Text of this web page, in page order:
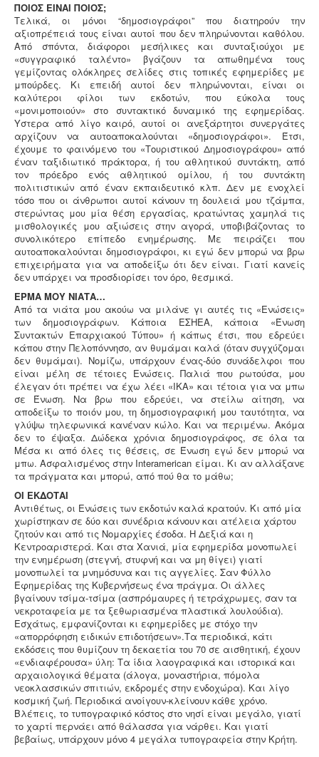
ΠΟΙΟΣ ΕΙΝΑΙ ΠΟΙΟΣ;
Τελικά, οι μόνοι “δημοσιογράφοι” που διατηρούν την
αξιοπρέπειά τους είναι αυτοί που δεν πληρώνονται καθόλου.
Από σπόντα, διάφοροι μεσήλικες και συνταξιούχοι με
«συγγραφικό ταλέντο» βγάζουν τα απωθημένα τους
γεμίζοντας ολόκληρες σελίδες στις τοπικές εφημερίδες με
μπούρδες. Κι επειδή αυτοί δεν πληρώνονται, είναι οι
καλύτεροι φίλοι των εκδοτών, που εύκολα τους
«μονιμοποιούν» στο συντακτικό δυναμικό της εφημερίδας.
Υστερα από λίγο καιρό, αυτοί οι ανεξάρτητοι συνεργάτες
αρχίζουν να αυτοαποκαλούνται «δημοσιογράφοι». Έτσι,
έχουμε το φαινόμενο του «Τουριστικού Δημοσιογράφου» από
έναν ταξιδιωτικό πράκτορα, ή του αθλητικού συντάκτη, από
τον πρόεδρο ενός αθλητικού ομίλου, ή του συντάκτη
πολιτιστικών από έναν εκπαιδευτικό κλπ. Δεν με ενοχλεί
τόσο που οι άνθρωποι αυτοί κάνουν τη δουλειά μου τζάμπα,
στερώντας μου μία θέση εργασίας, κρατώντας χαμηλά τις
μισθολογικές μου αξιώσεις στην αγορά, υποβιβάζοντας το
συνολικότερο επίπεδο ενημέρωσης. Με πειράζει που
αυτοαποκαλούνται δημοσιογράφοι, κι εγώ δεν μπορώ να βρω
επιχειρήματα για να αποδείξω ότι δεν είναι. Γιατί κανείς
δεν υπάρχει να προσδιορίσει τον όρο, θεσμικά.
ΕΡΜΑ ΜΟΥ ΝΙΑΤΑ…
Από τα νιάτα μου ακούω να μιλάνε γι αυτές τις «Ενώσεις»
των δημοσιογράφων. Κάποια ΕΣΗΕΑ, κάποια «Ένωση
Συντακτών Επαρχιακού Τύπου» ή κάπως έτσι, που εδρεύει
κάπου στην Πελοπόννησο, αν θυμάμαι καλά (όταν συγχύζομαι
δεν θυμάμαι). Νομίζω, υπάρχουν ένας-δύο συνάδελφοι που
είναι μέλη σε τέτοιες Ενώσεις. Παλιά που ρωτούσα, μου
έλεγαν ότι πρέπει να έχω λέει «ΙΚΑ» και τέτοια για να μπω
σε Ένωση. Να βρω που εδρεύει, να στείλω αίτηση, να
αποδείξω το ποιόν μου, τη δημοσιογραφική μου ταυτότητα, να
γλύψω τηλεφωνικά κανέναν κώλο. Και να περιμένω. Ακόμα
δεν το έψαξα. Δώδεκα χρόνια δημοσιογράφος, σε όλα τα
Μέσα κι από όλες τις θέσεις, σε Ένωση εγώ δεν μπορώ να
μπω. Ασφαλισμένος στην Ιnteramerican είμαι. Κι αν αλλάξανε
τα πράγματα και μπορώ, από πού θα το μάθω;
ΟΙ ΕΚΔΟΤΑΙ
Αντιθέτως, οι Ενώσεις των εκδοτών καλά κρατούν. Κι από μία
χωρίστηκαν σε δύο και συνέδρια κάνουν και ατέλεια χάρτου
ζητούν και από τις Νομαρχίες έσοδα. Η Δεξιά και η
Κεντροαριστερά. Και στα Χανιά, μία εφημερίδα μονοπωλεί
την ενημέρωση (στεγνή, στυφνή και να μη θίγει) γιατί
μονοπωλεί τα μνημόσυνα και τις αγγελίες. Σαν Φύλλο
Εφημερίδας της Κυβερνήσεως ένα πράγμα. Οι άλλες
βγαίνουν τσίμα-τσίμα (ασπρόμαυρες ή τετράχρωμες, σαν τα
νεκροταφεία με τα ξεθωριασμένα πλαστικά λουλούδια).
Εσχάτως, εμφανίζονται κι εφημερίδες με στόχο την
«απορρόφηση ειδικών επιδοτήσεων».Τα περιοδικά, κάτι
εκδόσεις που θυμίζουν τη δεκαετία του 70 σε αισθητική, έχουν
«ενδιαφέρουσα» ύλη: Τα ίδια λαογραφικά και ιστορικά και
αρχαιολογικά θέματα (άλογα, μοναστήρια, πόμολα
νεοκλασσικών σπιτιών, εκδρομές στην ενδοχώρα). Και λίγο
κοσμική ζωή. Περιοδικά ανοίγουν-κλείνουν κάθε χρόνο.
Βλέπεις, το τυπογραφικό κόστος στο νησί είναι μεγάλο, γιατί
το χαρτί περνάει από θάλασσα για νάρθει. Και γιατί
βεβαίως, υπάρχουν μόνο 4 μεγάλα τυπογραφεία στην Κρήτη.